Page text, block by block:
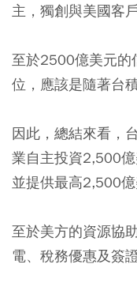
主，獨創與美國客
至於2500億美元的
位，應該是隨著台
因此，總結來看，
業自主投資2,500
並提供最高2,500億
至於美方的資源協
電、稅務優惠及簽